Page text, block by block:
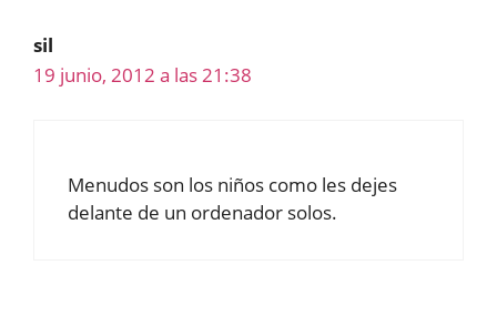
sil
19 junio, 2012 a las 21:38
Menudos son los niños como les dejes
delante de un ordenador solos.